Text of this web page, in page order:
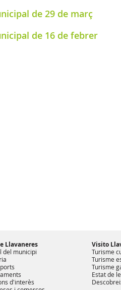
de 29 de març
de 16 de febrer
Llavaneres
del municipi
d'interès
Visito
Turisme
Turisme
Turisme
Estat de